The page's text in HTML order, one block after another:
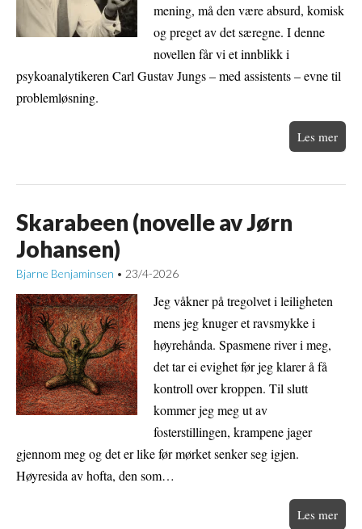
mening, må den være absurd, komisk
og preget av det særegne. I denne
novellen får vi et innblikk i
psykoanalytikeren Carl Gustav Jungs – med assistents – evne til
problemløsning.
Les mer
Skarabeen (novelle av Jørn
Johansen)
Bjarne Benjaminsen • 23/4-2026
Jeg våkner på tregolvet i leiligheten
mens jeg knuger et ravsmykke i
høyrehånda. Spasmene river i meg,
det tar ei evighet før jeg klarer å få
kontroll over kroppen. Til slutt
kommer jeg meg ut av
fosterstillingen, krampene jager
gjennom meg og det er like før mørket senker seg igjen.
Høyresida av hofta, den som…
Les mer